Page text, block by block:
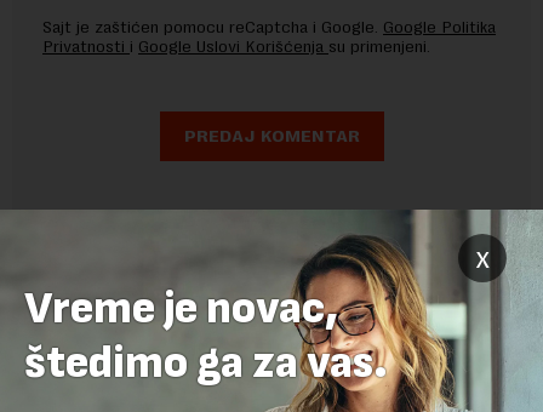
Sajt je zaštićen pomocu reCaptcha i Google. Google Politika
Privatnosti i Google Uslovi Korišćenja su primenjeni.
x
Vreme je novac,
štedimo ga za vas.